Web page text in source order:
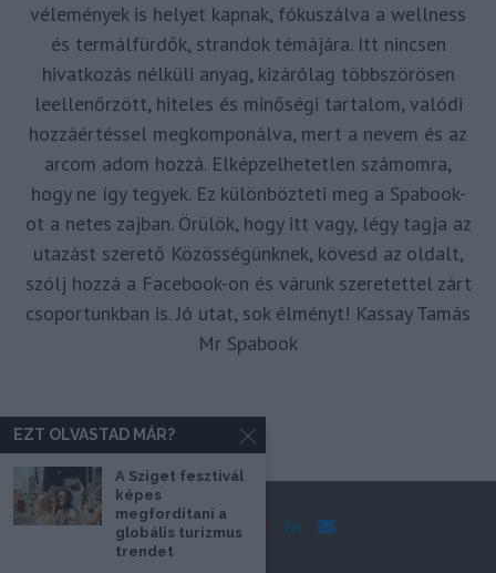
vélemények is helyet kapnak, fókuszálva a wellness
és termálfürdők, strandok témájára. Itt nincsen
hivatkozás nélküli anyag, kizárólag többszörösen
leellenőrzött, hiteles és minőségi tartalom, valódi
hozzáértéssel megkomponálva, mert a nevem és az
arcom adom hozzá. Elképzelhetetlen számomra,
hogy ne így tegyek. Ez különbözteti meg a Spabook-
ot a netes zajban. Örülök, hogy itt vagy, légy tagja az
utazást szerető Közösségünknek, kövesd az oldalt,
szólj hozzá a Facebook-on és várunk szeretettel zárt
csoportunkban is. Jó utat, sok élményt! Kassay Tamás
Mr Spabook
EZT OLVASTAD MÁR?
A Sziget fesztivál
képes
megfordítani a
globális turizmus
trendet